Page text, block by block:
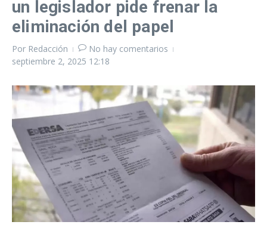
un legislador pide frenar la
eliminación del papel
Por Redacción
No hay comentarios
septiembre 2, 2025 12:18